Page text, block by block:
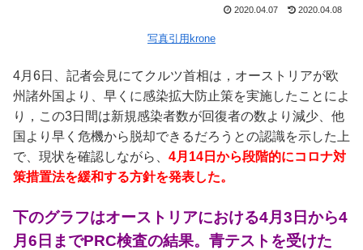
2020.04.07 2020.04.08
写真引用 krone
4月6日、記者会見にてクルツ首相は，オーストリアが欧
州諸外国より、早くに感染拡大防止策を実施したことによ
り，この3日間は新規感染者数が回復者の数より減少、他
国より早く危機から脱却でき るだろうとの認識を示した上
で、現状を確認しながら、 4月 14 日から段階的にコロナ対
策措置法を緩和する方針を発表した。
下のグラフはオーストリアにおける4月3日から4
月6日までPRC検査の結果。青テストを受けた